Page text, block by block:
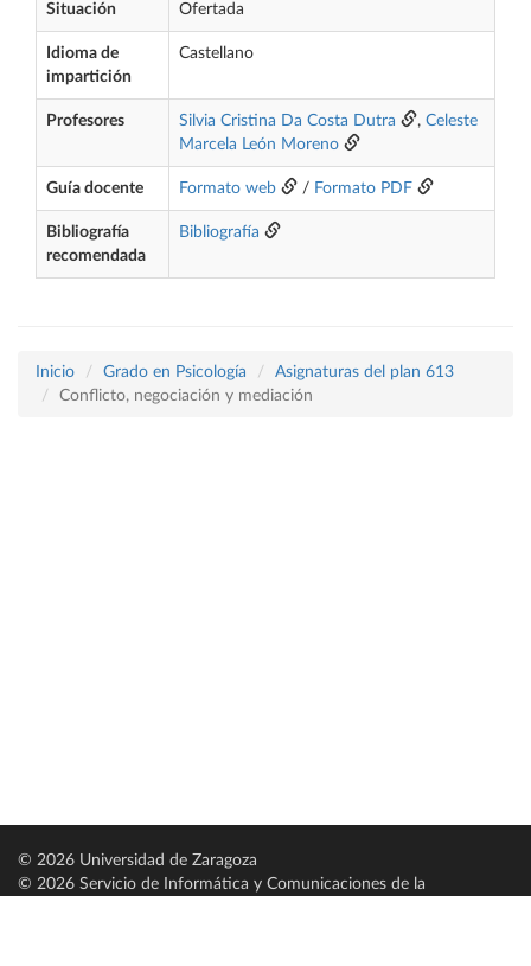
Situación Ofertada
Idioma de
impartición
Castellano
Profesores Silvia Cristina Da Costa Dutra , Celeste
Marcela León Moreno
Guía docente Formato web / Formato PDF
Bibliografía
recomendada
Bibliografía
Inicio Grado en Psicología
Asignaturas del plan 613
Conflicto, negociación y mediación
© 2026 Universidad de Zaragoza
© 2026 Servicio de Informática y Comunicaciones de la